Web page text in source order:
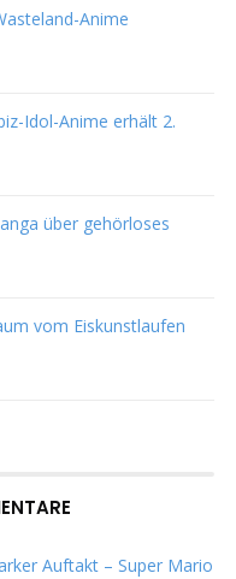
Anime
Idol-Anime erhält 2.
über gehörloses
vom Eiskunstlaufen
Auftakt – Super Mario